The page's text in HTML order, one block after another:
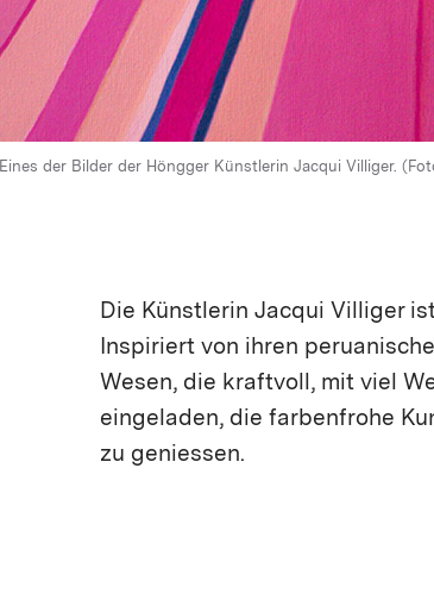
Eines der Bilder der Höngger Künstlerin Jacqui Villiger.
Die Künstlerin Jacqui Villiger
Inspiriert von ihren
Wesen, die kraftvoll, mit viel
eingeladen, die farbenfrohe
zu geniessen.